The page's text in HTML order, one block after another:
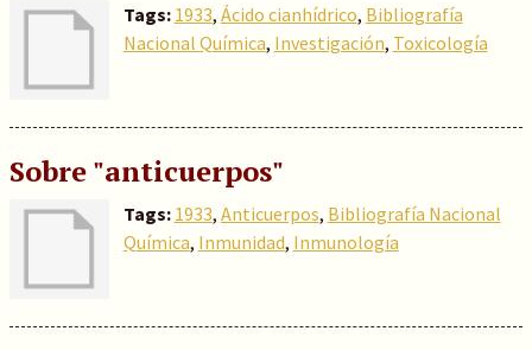
Tags: 1933, Ácido cianhídrico, Bibliografía
Nacional Química, Investigación, Toxicología
Sobre "anticuerpos"
Tags: 1933, Anticuerpos, Bibliografía Nacional
Química, Inmunidad, Inmunología